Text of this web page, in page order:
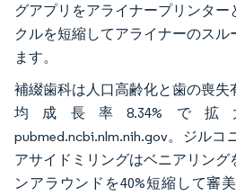
グアプリをアライナープリンター
クルを短縮してアライナーのス
ます。
補綴歯科は人口高齢化と歯の喪
均成長率8.34%で
pubmed.ncbi.nlm.nih.gov。ジルコ
アサイドミリングはベニアリン
ンアラウンドを40%短縮して審